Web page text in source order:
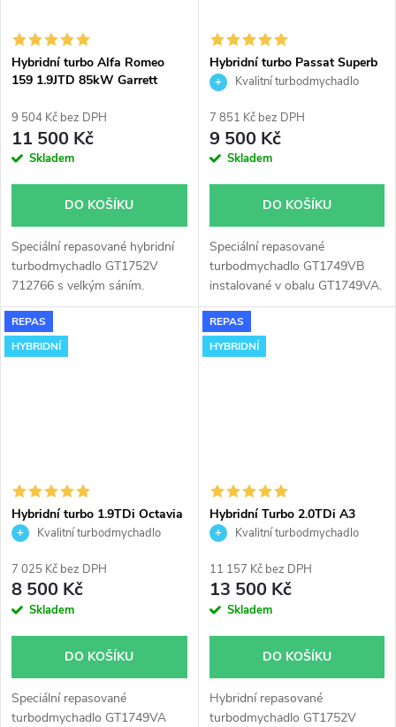
Hybridní turbo Alfa Romeo
159 1.9JTD 85kW Garrett
9 504 Kč bez DPH
11 500 Kč
Skladem
DO KOŠÍKU
Speciální repasované hybridní
turbodmychadlo GT1752V
712766 s velkým sáním.
Vhodné zejména k
výkonnostním úpravám jako
např. chiptuning. Pro vůz Alfa
Hybridní turbo Passat Superb
A4 A6 96KW 103KW Garrett
Kvalitní turbodmychadlo
7 851 Kč bez DPH
9 500 Kč
Skladem
DO KOŠÍKU
Speciální repasované
turbodmychadlo GT1749VB
instalované v obalu GT1749VA.
Vhodné zejména k
výkonnostním úpravám jako
např. chiptuning. Pro vozy Audi
REPAS
HYBRIDNÍ
Hybridní turbo 1.9TDi Octavia
Golf A3 Leon Garrett
Kvalitní turbodmychadlo
7 025 Kč bez DPH
8 500 Kč
Skladem
DO KOŠÍKU
Speciální repasované
turbodmychadlo GT1749VA
REPAS
HYBRIDNÍ
Hybridní Turbo 2.0TDi A3
Leon Octavia Golf Garrett
Kvalitní turbodmychadlo
11 157 Kč bez DPH
13 500 Kč
Skladem
DO KOŠÍKU
Hybridní repasované
turbodmychadlo GT1752V